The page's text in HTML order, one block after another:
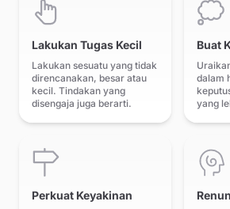
Lakukan Tugas Kecil
Lakukan sesuatu yang tidak
direncanakan, besar atau
kecil. Tindakan yang
disengaja juga berarti.
Buat
dalam
yang
Perkuat Keyakinan